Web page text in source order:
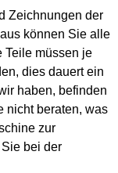
Zeichnungen der
können Sie alle
Teile müssen je
dies dauert ein
haben, befinden
nicht beraten, was
zur
bei der